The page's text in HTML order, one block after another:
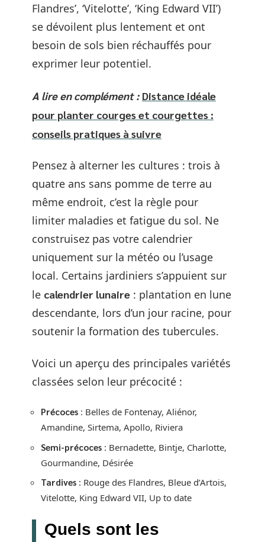
Flandres’, ‘Vitelotte’, ‘King Edward VII’)
se dévoilent plus lentement et ont
besoin de sols bien réchauffés pour
exprimer leur potentiel.
A lire en complément : Distance idéale
pour planter courges et courgettes :
conseils pratiques à suivre
Pensez à alterner les cultures : trois à
quatre ans sans pomme de terre au
même endroit, c’est la règle pour
limiter maladies et fatigue du sol. Ne
construisez pas votre calendrier
uniquement sur la météo ou l’usage
local. Certains jardiniers s’appuient sur
le calendrier lunaire : plantation en lune
descendante, lors d’un jour racine, pour
soutenir la formation des tubercules.
Voici un aperçu des principales variétés
classées selon leur précocité :
Précoces : Belles de Fontenay, Aliénor,
Amandine, Sirtema, Apollo, Riviera
Semi-précoces : Bernadette, Bintje, Charlotte,
Gourmandine, Désirée
Tardives : Rouge des Flandres, Bleue d’Artois,
Vitelotte, King Edward VII, Up to date
Quels sont les